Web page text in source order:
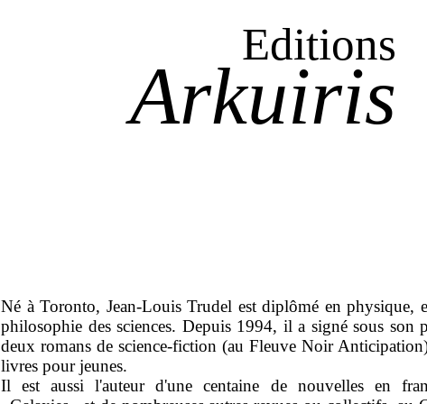
Editions
Arkuiris
Né à Toronto, Jean-Louis Trudel est diplômé en physique,
philosophie des sciences. Depuis 1994, il a signé sous son
deux romans de science-fiction (au Fleuve Noir
livres pour jeunes.
Il est aussi l'auteur d'une centaine de nouvelles en